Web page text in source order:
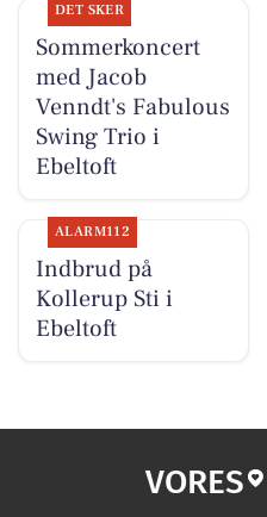
DET SKER
Sommerkoncert
med Jacob
Venndt's Fabulous
Swing Trio i
Ebeltoft
ALARM112
Indbrud på
Kollerup Sti i
Ebeltoft
VORES